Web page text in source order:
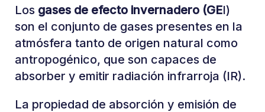
Los gases de efecto invernadero (GEI)
son el conjunto de gases presentes en la
atmósfera tanto de origen natural como
antropogénico, que son capaces de
absorber y emitir radiación infrarroja (IR).
La propiedad de absorción y emisión de